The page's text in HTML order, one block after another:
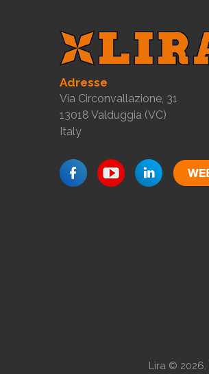
Adresse
Via Circonvallazione, 31
13018 Valduggia (VC)
Italy
Lira © 2026.